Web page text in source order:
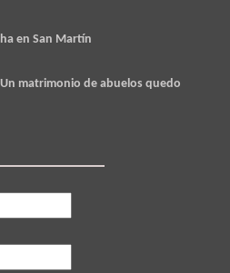
en San Martín
matrimonio de abuelos quedo